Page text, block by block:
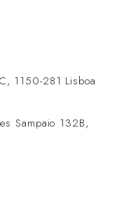
1150-281 Lisboa
Sampaio 132B,